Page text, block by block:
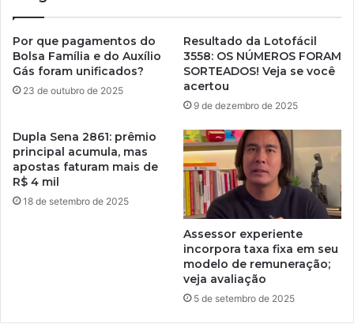
Por que pagamentos do
Bolsa Família e do Auxílio
Gás foram unificados?
23 de outubro de 2025
Resultado da Lotofácil
3558: OS NÚMEROS FORAM
SORTEADOS! Veja se você
acertou
9 de dezembro de 2025
Dupla Sena 2861: prêmio
principal acumula, mas
apostas faturam mais de
R$ 4 mil
18 de setembro de 2025
Assessor experiente
incorpora taxa fixa em seu
modelo de remuneração;
veja avaliação
5 de setembro de 2025